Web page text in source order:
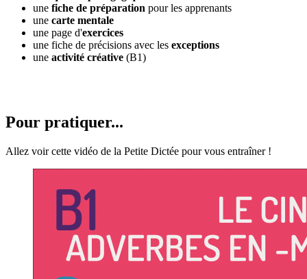
une fiche de préparation pour les apprenants
une carte mentale
une page d'exercices
une fiche de précisions avec les exceptions
une activité créative (B1)
Pour pratiquer...
Allez voir cette vidéo de la Petite Dictée pour vous entraîner !